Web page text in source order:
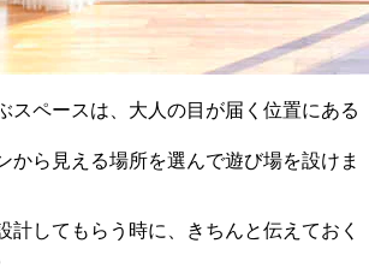
スペースは、大人の目が届く位置にある
から見える場所を選んで遊び場を設けま
計してもらう時に、きちんと伝えておく